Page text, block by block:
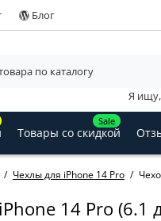
Блог
Я
Sale
Товары со скидкой
Чехлы для iPhone 14 Pro
14 Pro